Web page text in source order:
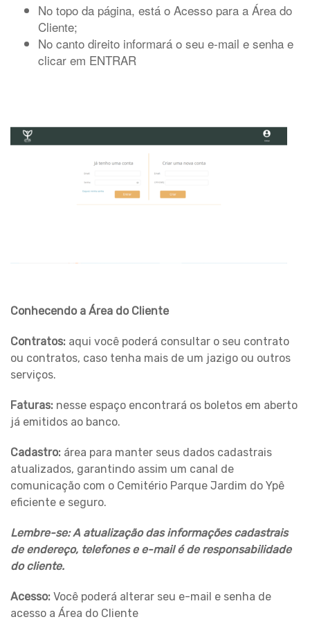
No topo da página, está o Acesso para a Área do
Cliente;
No canto direito informará o seu e-mail e senha e
clicar em ENTRAR
Conhecendo a Área do Cliente
Contratos: aqui você poderá consultar o seu contrato
ou contratos, caso tenha mais de um jazigo ou outros
serviços.
Faturas: nesse espaço encontrará os boletos em aberto
já emitidos ao banco.
Cadastro: área para manter seus dados cadastrais
atualizados, garantindo assim um canal de
comunicação com o Cemitério Parque Jardim do Ypê
eficiente e seguro.
Lembre-se: A atualização das informações cadastrais
de endereço, telefones e e-mail é de responsabilidade
do cliente.
Acesso: Você poderá alterar seu e-mail e senha de
acesso a Área do Cliente